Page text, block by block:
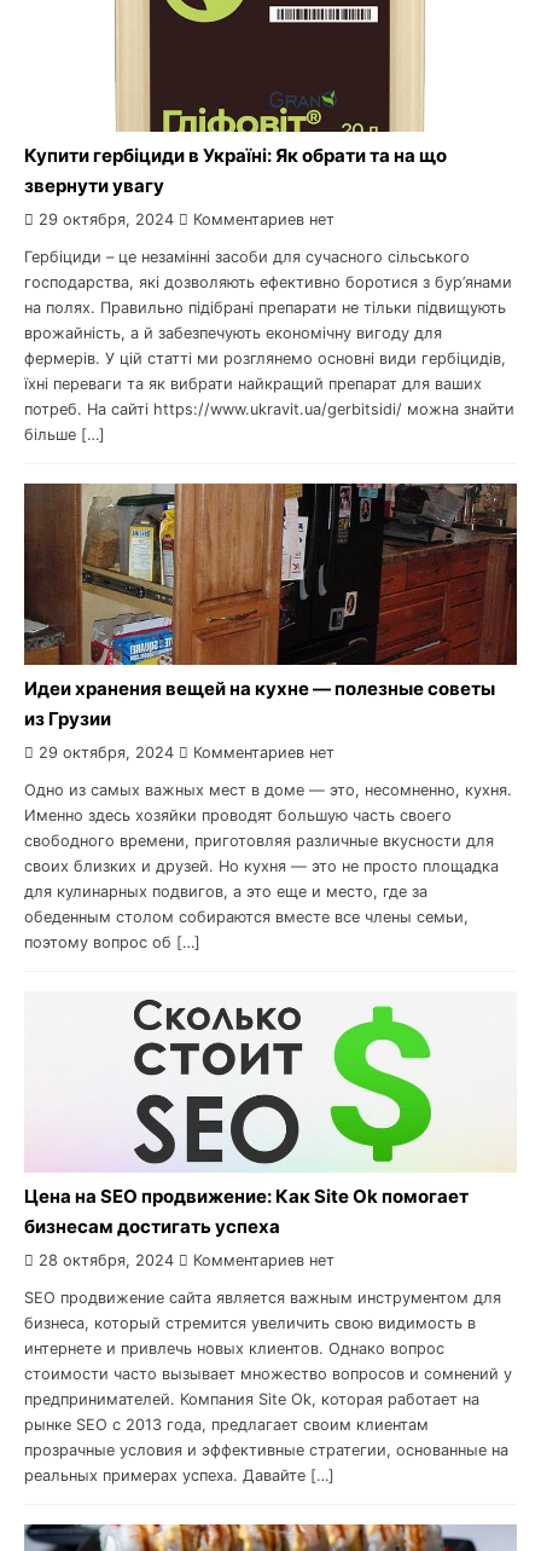
Купити гербіциди в Україні: Як обрати та на що
звернути увагу
29 октября, 2024 Комментариев нет
Гербіциди – це незамінні засоби для сучасного сільського
господарства, які дозволяють ефективно боротися з бур’янами
на полях. Правильно підібрані препарати не тільки підвищують
врожайність, а й забезпечують економічну вигоду для
фермерів. У цій статті ми розглянемо основні види гербіцидів,
їхні переваги та як вибрати найкращий препарат для ваших
потреб. На сайті https://www.ukravit.ua/gerbitsidi/ можна знайти
більше […]
Идеи хранения вещей на кухне — полезные советы
из Грузии
29 октября, 2024 Комментариев нет
Одно из самых важных мест в доме — это, несомненно, кухня.
Именно здесь хозяйки проводят большую часть своего
свободного времени, приготовляя различные вкусности для
своих близких и друзей. Но кухня — это не просто площадка
для кулинарных подвигов, а это еще и место, где за
обеденным столом собираются вместе все члены семьи,
поэтому вопрос об […]
Цена на SEO продвижение: Как Site Ok помогает
бизнесам достигать успеха
28 октября, 2024 Комментариев нет
SEO продвижение сайта является важным инструментом для
бизнеса, который стремится увеличить свою видимость в
интернете и привлечь новых клиентов. Однако вопрос
стоимости часто вызывает множество вопросов и сомнений у
предпринимателей. Компания Site Ok, которая работает на
рынке SEO с 2013 года, предлагает своим клиентам
прозрачные условия и эффективные стратегии, основанные на
реальных примерах успеха. Давайте […]